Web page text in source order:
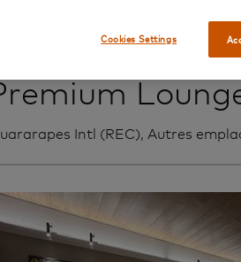
Recife Guararapes Intl W Premium
Intl (REC), Autres
Cookies Settings